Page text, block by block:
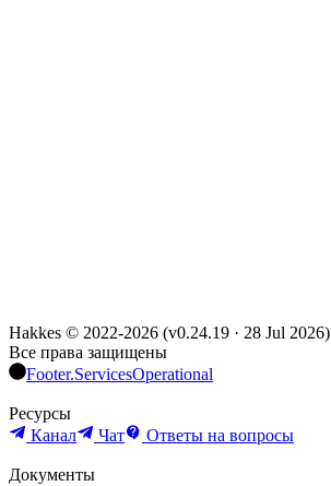
Hakkes © 2022-2026 (v0.24.19 · 28 Jul 2026)
Все права защищены
Footer.ServicesOperational
Ресурсы
Канал
Чат Ответы на вопросы
Документы